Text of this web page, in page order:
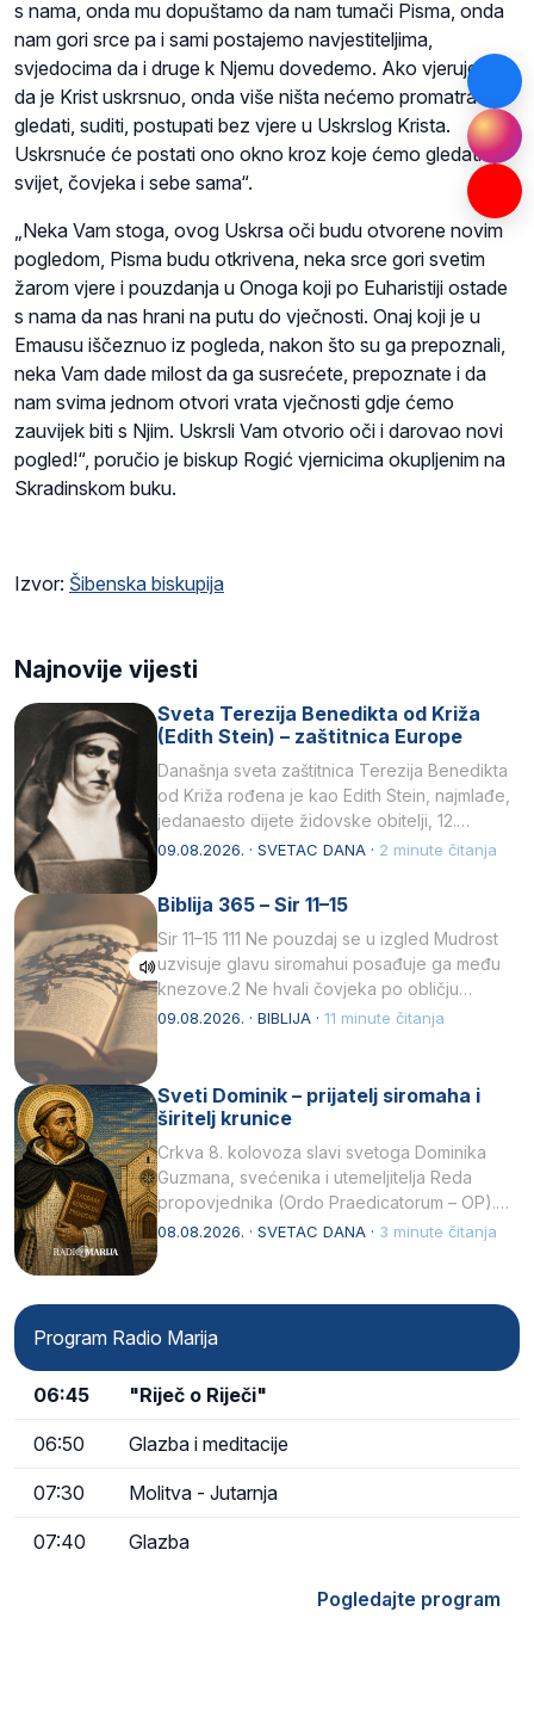
s nama, onda mu dopuštamo da nam tumači Pisma, onda
nam gori srce pa i sami postajemo navjestiteljima,
svjedocima da i druge k Njemu dovedemo. Ako vjerujemo
da je Krist uskrsnuo, onda više ništa nećemo promatrati,
gledati, suditi, postupati bez vjere u Uskrslog Krista.
Uskrsnuće će postati ono okno kroz koje ćemo gledati
svijet, čovjeka i sebe sama“.
„Neka Vam stoga, ovog Uskrsa oči budu otvorene novim
pogledom, Pisma budu otkrivena, neka srce gori svetim
žarom vjere i pouzdanja u Onoga koji po Euharistiji ostade
s nama da nas hrani na putu do vječnosti. Onaj koji je u
Emausu iščeznuo iz pogleda, nakon što su ga prepoznali,
neka Vam dade milost da ga susrećete, prepoznate i da
nam svima jednom otvori vrata vječnosti gdje ćemo
zauvijek biti s Njim. Uskrsli Vam otvorio oči i darovao novi
pogled!“, poručio je biskup Rogić vjernicima okupljenim na
Skradinskom buku.
Izvor: Šibenska biskupija
Najnovije vijesti
Sveta Terezija Benedikta od Križa
(Edith Stein) – zaštitnica Europe
Današnja sveta zaštitnica Terezija Benedikta
od Križa rođena je kao Edith Stein, najmlađe,
jedanaesto dijete židovske obitelji, 12.
listopada 1891, u Wrocławu…
09.08.2026. · SVETAC DANA · 2 minute čitanja
Biblija 365 – Sir 11–15
Sir 11–15 111 Ne pouzdaj se u izgled Mudrost
uzvisuje glavu siromahui posađuje ga među
knezove.2 Ne hvali čovjeka po obličju
njegovui…
09.08.2026. · BIBLIJA · 11 minute čitanja
Sveti Dominik – prijatelj siromaha i
širitelj krunice
Crkva 8. kolovoza slavi svetoga Dominika
Guzmana, svećenika i utemeljitelja Reda
propovjednika (Ordo Praedicatorum – OP).
Svojim životom, dubokom ljubavlju prema
08.08.2026. · SVETAC DANA · 3 minute čitanja
Program Radio Marija
06:45 "Riječ o Riječi"
06:50 Glazba i meditacije
07:30 Molitva - Jutarnja
07:40 Glazba
Pogledajte program